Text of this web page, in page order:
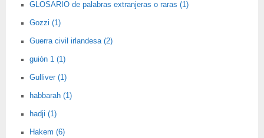
GLOSARIO de palabras extranjeras o raras (1)
Gozzi (1)
Guerra civil irlandesa (2)
guión 1 (1)
Gulliver (1)
habbarah (1)
hadji (1)
Hakem (6)